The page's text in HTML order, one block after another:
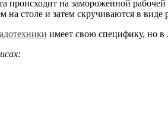
происходит на замороженной
столе и затем скручиваются в виде
имеет свою специфику, но в